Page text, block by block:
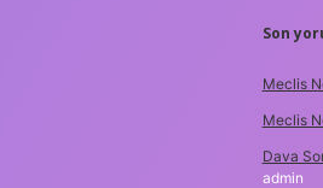
Son
Meclis
Meclis
Dava
admin